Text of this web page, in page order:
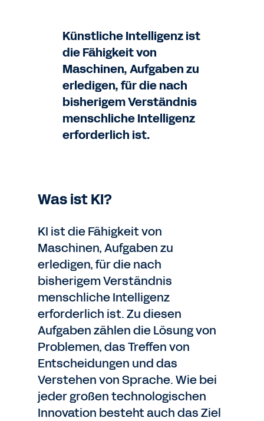
Künstliche Intelligenz ist
die Fähigkeit von
Maschinen, Aufgaben zu
erledigen, für die nach
bisherigem Verständnis
menschliche Intelligenz
erforderlich ist.
Was ist KI?
KI ist die Fähigkeit von
Maschinen, Aufgaben zu
erledigen, für die nach
bisherigem Verständnis
menschliche Intelligenz
erforderlich ist. Zu diesen
Aufgaben zählen die Lösung von
Problemen, das Treffen von
Entscheidungen und das
Verstehen von Sprache. Wie bei
jeder großen technologischen
Innovation besteht auch das Ziel